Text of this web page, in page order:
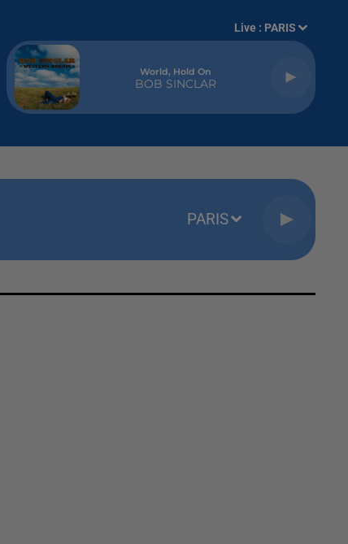
Live : PARIS
World, Hold On
BOB SINCLAR
PARIS